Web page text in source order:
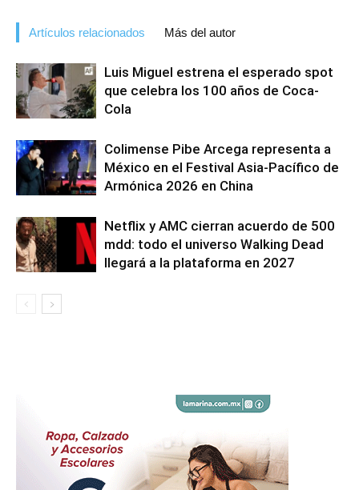
Artículos relacionados Más del autor
Luis Miguel estrena el esperado spot
que celebra los 100 años de Coca-
Cola
Colimense Pibe Arcega representa a
México en el Festival Asia-Pacífico de
Armónica 2026 en China
Netflix y AMC cierran acuerdo de 500
mdd: todo el universo Walking Dead
llegará a la plataforma en 2027